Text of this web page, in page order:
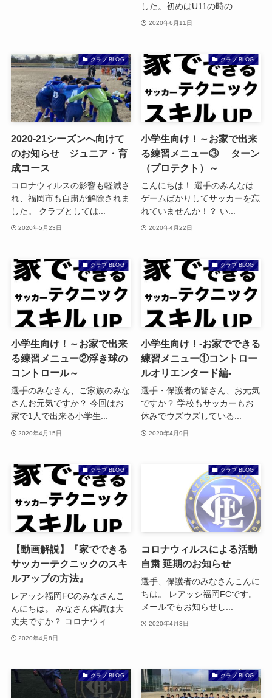
した。初めはU11の時の...
2020年6月11日
クラブ BLOG
2020-21シーズンへ向けて
のお知らせ ジュニア・育
成コース
コロナウィルスの影響も軽減さ
れ、福岡市も自粛が解除されま
した。 クラブとしては...
2020年5月23日
クラブ BLOG
小学生向け！～お家で出来
る練習メニュー③ ターン
（プロテクト）～
こんにちは！ 選手のみんなは
ゲームばかりしてサッカーを忘
れていませんか！？ い...
2020年4月22日
クラブ BLOG
小学生向け！～お家で出来
る練習メニュー②浮き球の
コントロール～
選手のみなさん、ご家族のみな
さんお元気ですか？ 今回はお
家で1人で出来る小学生...
2020年4月15日
クラブ BLOG
小学生向け！-お家でできる
練習メニュー①コントロー
ルオリエンタード編‐
選手・保護者の皆さん、お元気
ですか？ 学校もサッカーもお
休みでウズウズしている...
2020年4月9日
クラブ BLOG
【動画解説】『家でできる
サッカーテクニックのスキ
ルアップの方法』
レアッシ福岡FCのみなさんこ
んにちは。 みなさん体調は大
丈夫ですか？ コロナウィ...
2020年4月8日
クラブ BLOG
コロナウィルスによる活動
自粛 延期のお知らせ
選手、保護者のみなさんこんに
ちは。 レアッシ福岡FCです。
メールでもお知らせし...
2020年4月3日
クラブ BLOG クラブ BLOG